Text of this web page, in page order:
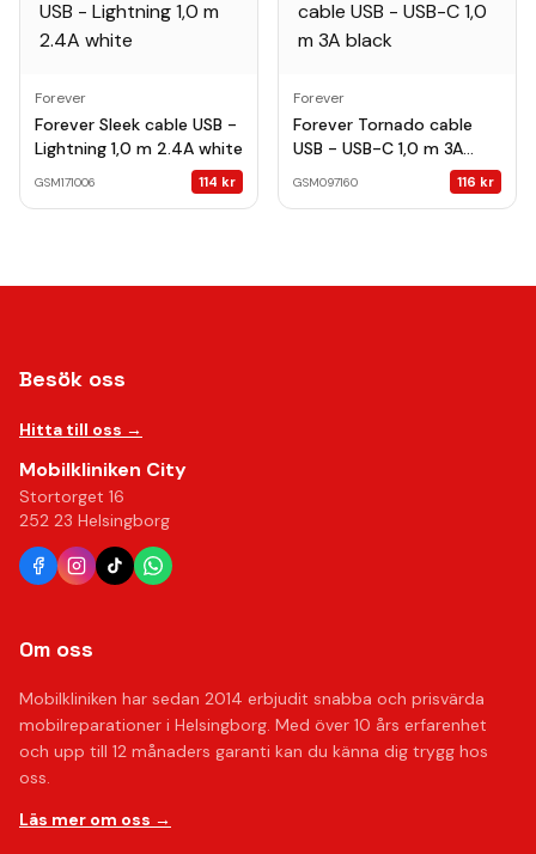
Forever
Forever Sleek cable USB -
Lightning 1,0 m 2.4A white
GSM171006 114 kr
Forever
Forever Tornado cable
USB - USB-C 1,0 m 3A
GSM097160 116 kr
Besök oss
Hitta till oss →
Mobilkliniken City
Stortorget 16
252 23 Helsingborg
Om oss
Mobilkliniken har sedan 2014 erbjudit snabba och prisvärda
mobilreparationer i Helsingborg. Med över 10 års erfarenhet
och upp till 12 månaders garanti kan du känna dig trygg hos
oss.
Läs mer om oss →